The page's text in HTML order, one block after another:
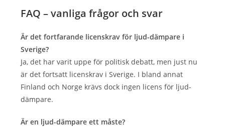
FAQ – vanliga frågor och svar
Är det fortfarande licenskrav för ljud-dämpare i
Sverige?
Ja, det har varit uppe för politisk debatt, men just nu
är det fortsatt licenskrav i Sverige. I bland annat
Finland och Norge krävs dock ingen licens för ljud-
dämpare.
Är en ljud-dämpare ett måste?